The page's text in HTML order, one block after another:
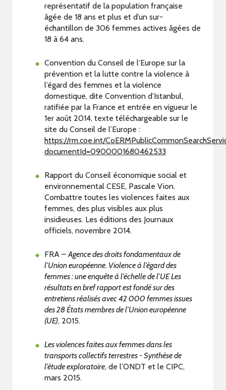
représentatif de la population française
âgée de 18 ans et plus et d’un sur-
échantillon de 306 femmes actives âgées de
18 à 64 ans.
Convention du Conseil de l’Europe sur la
prévention et la lutte contre la violence à
l’égard des femmes et la violence
domestique, dite Convention d’Istanbul,
ratifiée par la France et entrée en vigueur le
1er août 2014, texte téléchargeable sur le
site du Conseil de l’Europe :
https://rm.coe.int/
documentId=0900001680462533
Rapport du Conseil économique social et
environnemental CESE, Pascale Vion.
Combattre toutes les violences faites aux
femmes, des plus visibles aux plus
insidieuses. Les éditions des Journaux
officiels, novembre 2014.
FRA –Agence des droits fondamentaux de
l’Union européenne. Violence à l’égard des
femmes : une enquête à l’échelle de l’UE Les
résultats en bref rapport est fondé sur des
entretiens réalisés avec 42 000 femmes issues
des 28 États membres de l’Union européenne
(UE), 2015.
Les violences faites aux femmes dans les
transports collectifs terrestres - Synthèse de
l’étude exploratoire, de l’ONDT et le CIPC,
mars 2015.